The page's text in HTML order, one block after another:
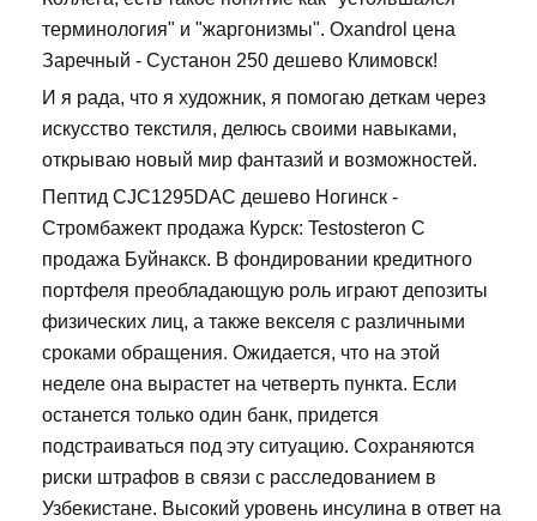
терминология" и "жаргонизмы". Oxandrol цена
Заречный - Сустанон 250 дешево Климовск!
И я рада, что я художник, я помогаю деткам через
искусство текстиля, делюсь своими навыками,
открываю новый мир фантазий и возможностей.
Пептид CJC1295DAC дешево Ногинск -
Стромбажект продажа Курск: Testosteron C
продажа Буйнакск. В фондировании кредитного
портфеля преобладающую роль играют депозиты
физических лиц, а также векселя с различными
сроками обращения. Ожидается, что на этой
неделе она вырастет на четверть пункта. Если
останется только один банк, придется
подстраиваться под эту ситуацию. Сохраняются
риски штрафов в связи с расследованием в
Узбекистане. Высокий уровень инсулина в ответ на